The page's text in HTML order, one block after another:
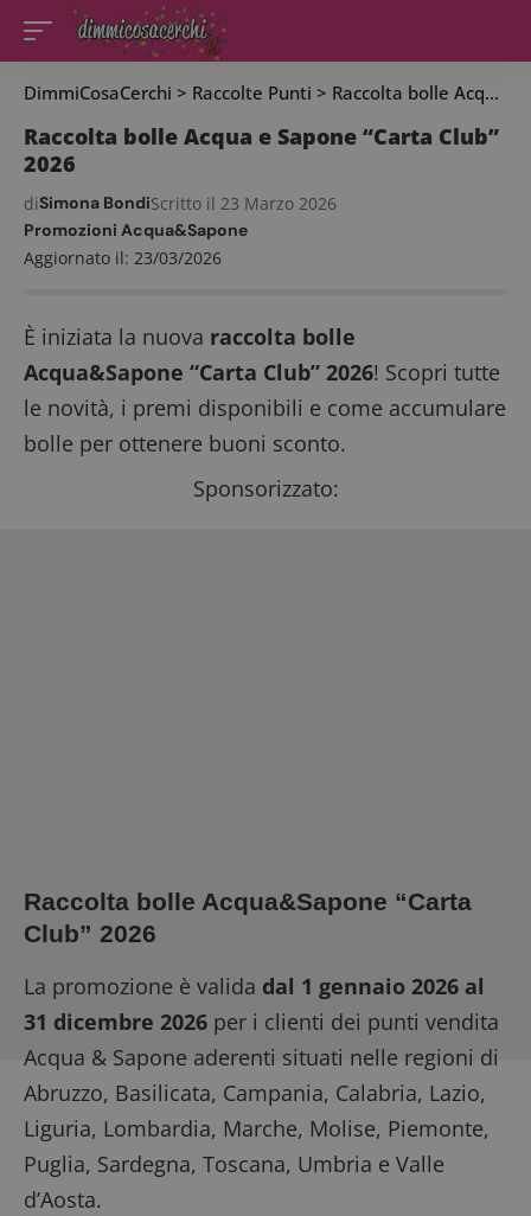
DimmiCosaCerchi > Raccolte Punti > Raccolta bolle Acqua e Sapone “Carta Club” 2026
Raccolta bolle Acqua e Sapone “Carta Club”
2026
Aggiornato il: 23/03/2026
diSimona BondiScritto il 23 Marzo 2026
Promozioni Acqua&Sapone
È iniziata la nuova raccolta bolle
Acqua&Sapone “Carta Club” 2026! Scopri tutte
le novità, i premi disponibili e come accumulare
bolle per ottenere buoni sconto.
Sponsorizzato:
Raccolta bolle Acqua&Sapone “Carta
Club” 2026
La promozione è valida dal 1 gennaio 2026 al
31 dicembre 2026 per i clienti dei punti vendita
Acqua & Sapone aderenti situati nelle regioni di
Abruzzo, Basilicata, Campania, Calabria, Lazio,
Liguria, Lombardia, Marche, Molise, Piemonte,
Puglia, Sardegna, Toscana, Umbria e Valle
d’Aosta.